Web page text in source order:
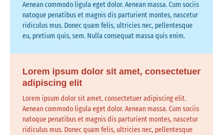
Aenean commodo ligula eget dolor. Aenean massa. Cum sociis
natoque penatibus et magnis dis parturient montes, nascetur
ridiculus mus. Donec quam felis, ultricies nec, pellentesque
eu, pretium quis, sem. Nulla consequat massa quis enim.
Lorem ipsum dolor sit amet, consectetuer
adipiscing elit
Lorem ipsum dolor sit amet, consectetuer adipiscing elit.
Aenean commodo ligula eget dolor. Aenean massa. Cum sociis
natoque penatibus et magnis dis parturient montes, nascetur
ridiculus mus. Donec quam felis, ultricies nec, pellentesque